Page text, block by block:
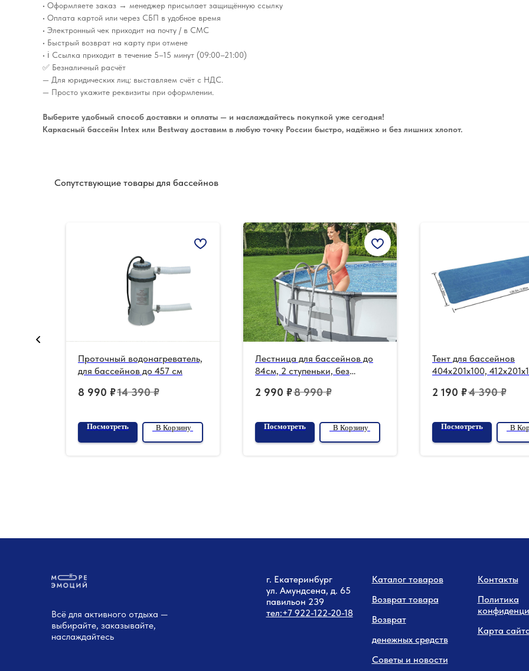
• Оформляете заказ → менеджер присылает защищённую ссылку
• Оплата картой или через СБП в удобное время
• Электронный чек приходит на почту / в СМС
• Быстрый возврат на карту при отмене
• ℹ️ Ссылка приходит в течение 5–15 минут (09:00–21:00)
✅ Безналичный расчёт
— Для юридических лиц: выставляем счёт с НДС.
— Просто укажите реквизиты при оформлении.
Выберите удобный способ доставки и оплаты — и наслаждайтесь покупкой уже сегодня!
Каркасный бассейн Intex или Bestway доставим в любую точку России быстро, надёжно и без лишних хлопот.
Сопутствующие товары для бассейнов
Проточный водонагреватель,
для бассейнов до 457 см
8 990 ₽14 390 ₽
Посмотреть В Корзину
Лестница для бассейнов до
84см, 2 ступеньки, без
2 990 ₽8 990 ₽
Посмотреть В Корзину
Тент для бассейнов
404x201x100,
2 190 ₽4 390 ₽
Посмотреть В
Всё для активного отдыха —
выбирайте, заказывайте,
наслаждайтесь
г. Екатеринбург
ул. Амундсена, д. 65
павильон 239
тел:+7 922-122-20-18
Каталог товаров
Возврат товара
Возврат
денежных средств
Советы и новости
Контакты
Политика
Карта